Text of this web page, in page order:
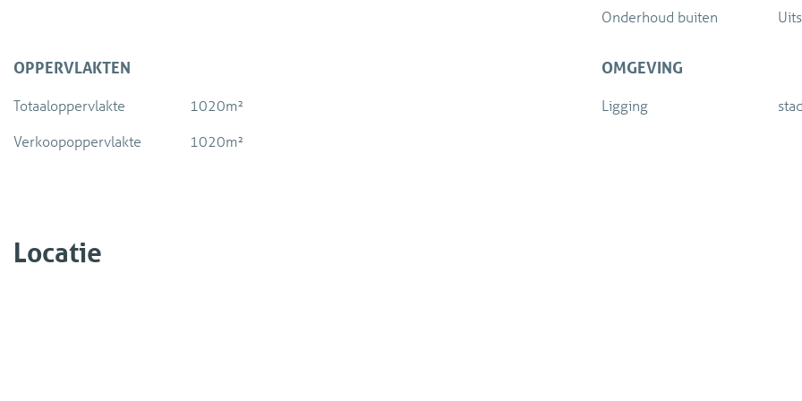
de creatieve ondernemer.
Koopsom watertoren en pomphuis € 950.000,- K.K deels met BTW belast
2001/
DISCLAIMER
Deze informatie is door ons
Onderhoud buiten
OPPERVLAKTEN
Totaaloppervlakte
1020m²
Verkoopoppervlakte
1020m²
OMGEVING
Ligging
Locatie